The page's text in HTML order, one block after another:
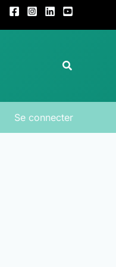
Se connecter